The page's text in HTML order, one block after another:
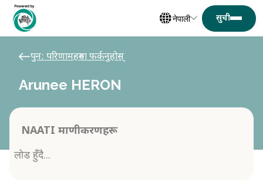
नेपाली
पुन: परिणामहरुमा फर्कनुहोस्
Arunee HERON
NAATI प्रमाणीकरणहरू
लोड हुँदै...